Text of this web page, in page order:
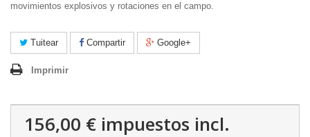
movimientos explosivos y rotaciones en el campo.
Tuitear Compartir Google+
Imprimir
156,00 € impuestos incl.